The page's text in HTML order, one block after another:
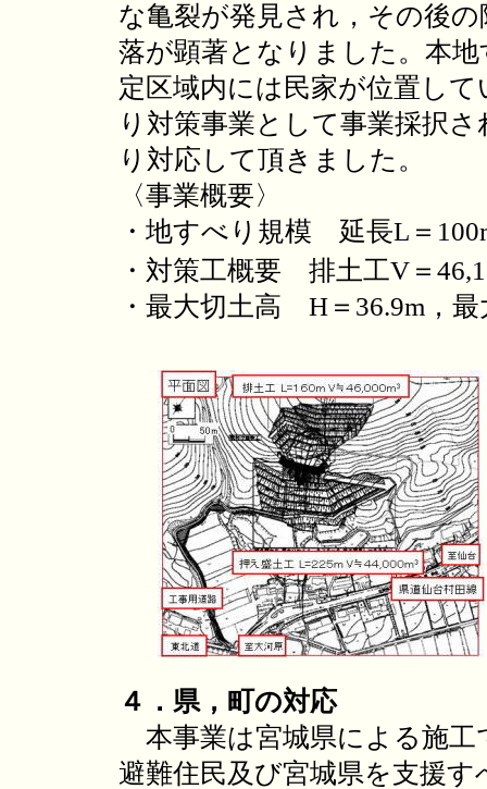
な亀裂が発見され，その後
落が顕著となりました。本
定区域内には民家が位置し
り対策事業として事業採択
り対応して頂きました。
〈事業概要〉
・地すべり規模 延長L＝
・対策工概要 排土工V＝
・最大切土高 H＝36.9m，最
４．県，町の対応
本事業は宮城県による施工
避難住民及び宮城県を支援